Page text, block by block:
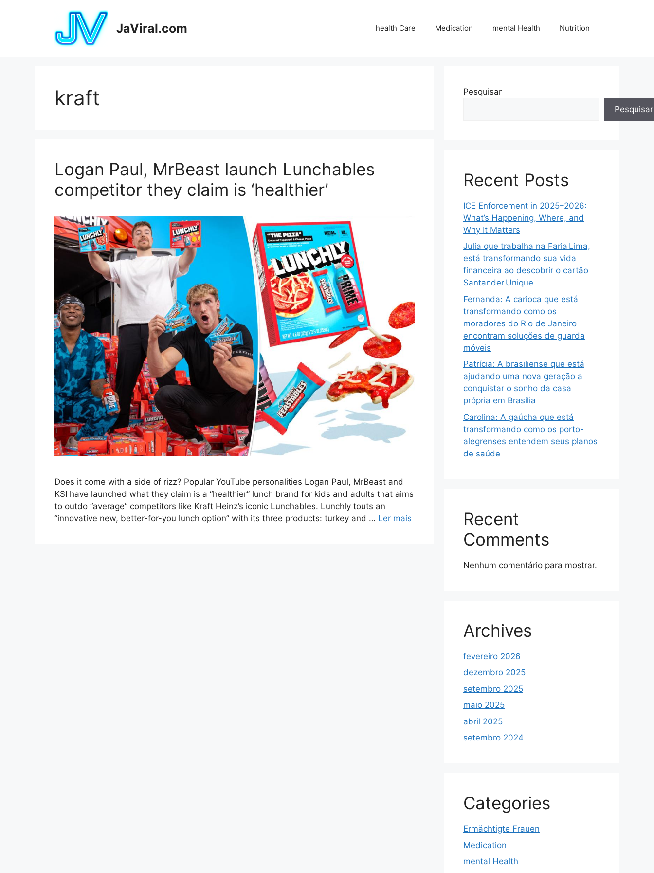
JaViral.com health Care Medication mental Health Nutrition
kraft
Logan Paul, MrBeast launch Lunchables
competitor they claim is ‘healthier’
Does it come with a side of rizz? Popular YouTube personalities Logan Paul, MrBeast and
KSI have launched what they claim is a “healthier” lunch brand for kids and adults that aims
to outdo “average” competitors like Kraft Heinz’s iconic Lunchables. Lunchly touts an
“innovative new, better-for-you lunch option” with its three products: turkey and … Ler mais
Pesquisar
Pesquisar
Recent Posts
ICE Enforcement in 2025–2026:
What’s Happening, Where, and
Why It Matters
Julia que trabalha na Faria Lima,
está transformando sua vida
financeira ao descobrir o cartão
Santander Unique
Fernanda: A carioca que está
transformando como os
moradores do Rio de Janeiro
encontram soluções de guarda
móveis
Patrícia: A brasiliense que está
ajudando uma nova geração a
conquistar o sonho da casa
própria em Brasília
Carolina: A gaúcha que está
transformando como os porto-
alegrenses entendem seus planos
de saúde
Recent
Comments
Nenhum comentário para mostrar.
Archives
fevereiro 2026
dezembro 2025
setembro 2025
maio 2025
abril 2025
setembro 2024
Categories
Ermächtigte Frauen
Medication
mental Health